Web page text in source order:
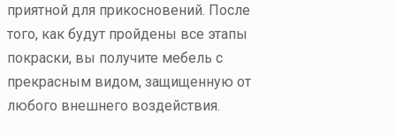
приятной для прикосновений. После
того, как будут пройдены все этапы
покраски, вы получите мебель с
прекрасным видом, защищенную от
любого внешнего воздействия.